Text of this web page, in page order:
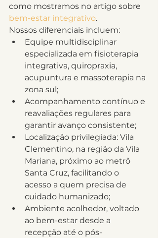
como mostramos no artigo sobre
bem-estar integrativo.
Nossos diferenciais incluem:
Equipe multidisciplinar
especializada em fisioterapia
integrativa, quiropraxia,
acupuntura e massoterapia na
zona sul;
Acompanhamento contínuo e
reavaliações regulares para
garantir avanço consistente;
Localização privilegiada: Vila
Clementino, na região da Vila
Mariana, próximo ao metrô
Santa Cruz, facilitando o
acesso a quem precisa de
cuidado humanizado;
Ambiente acolhedor, voltado
ao bem-estar desde a
recepção até o pós-